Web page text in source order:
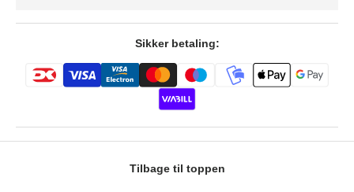
Sikker betaling:
Tilbage til toppen